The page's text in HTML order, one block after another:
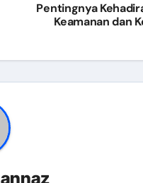
Pentingnya
Keamanan dan